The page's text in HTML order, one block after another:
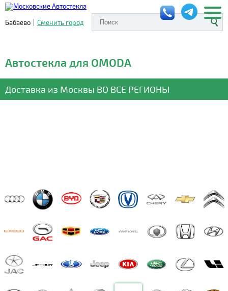
Бабаево | Сменить город
Автостекла для OMODA
Доставка из Москвы ВО ВСЕ РЕГИОНЫ